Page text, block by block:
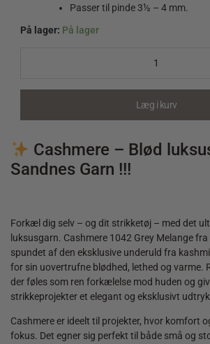
Passer til pinde 3½ – 4 mm.
På lager: På lager
Cashmere
Læg i kurv
Cashmere – Blød
Sandnes Garn !!!
Forkæl dig selv – og dit strikketøj – med det
luksusgarn. Cashmere 1042 Grey Melange
spundet af den eksklusive underuld fra
for sin uovertrufne blødhed, lethed og varme.
der føles som ren forkælelse mod huden og
strikkeprojekter et elegant og eksklusivt
Cashmere er ideelt til projekter, hvor komfort
fokus. Det egner sig perfekt til både små og